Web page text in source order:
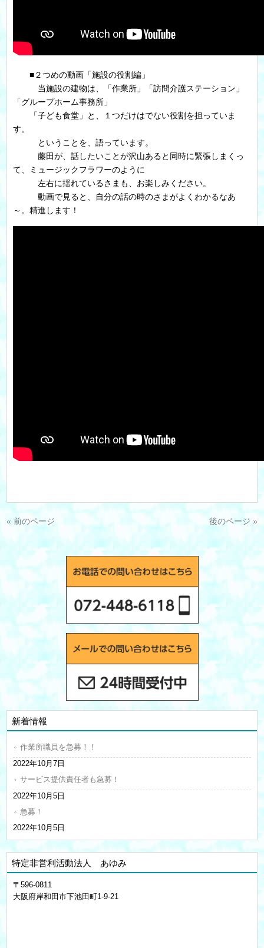
■２つめの動画「施設の役割編」
当施設の建物は、「作業所」「訪問介護ステーション」
「グループホーム事務所」
「子ども食堂」と、１つだけはでない役割を担っていま
す。
ということを、語っています。
藤田が、話したいことが沢山あると同時に緊張しまくっ
て、ミュージックフラワーのように
左右に揺れているさまも、お楽しみください。
動画で見ると、自分の話の時のさまがよくわかるなあ
～。精進します！
« 前のページ 後のページ »
新着情報
作業所職員を急募！！
2022年10月7日
サービス提供責任者も急募！
2022年10月5日
急募！
2022年10月5日
特定非営利活動法人 あゆみ
〒596-0811
大阪府岸和田市下池田町1-9-21